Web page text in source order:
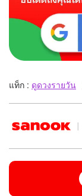
แท็ก : ดูดวงรายวัน